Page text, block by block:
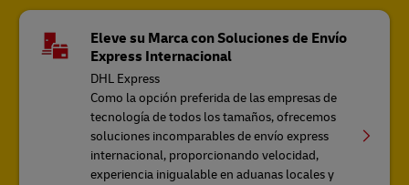
Eleve su Marca con Soluciones de Envío
Express Internacional
DHL Express
Como la opción preferida de las empresas de
tecnología de todos los tamaños, ofrecemos
soluciones incomparables de envío express
internacional, proporcionando velocidad,
experiencia inigualable en aduanas locales y